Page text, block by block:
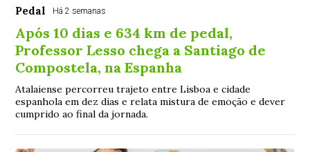
Pedal Há 2 semanas
Após 10 dias e 634 km de pedal,
Professor Lesso chega a Santiago de
Compostela, na Espanha
Atalaiense percorreu trajeto entre Lisboa e cidade
espanhola em dez dias e relata mistura de emoção e dever
cumprido ao final da jornada.